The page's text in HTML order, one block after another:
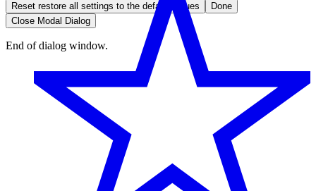
Reset restore all settings to the default values
Done
Close Modal Dialog
End of dialog window.